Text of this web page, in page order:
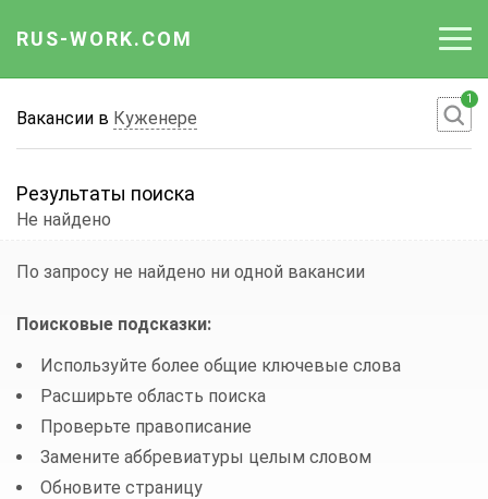
RUS-WORK.COM
Вакансии
Отрасли
Вакансии в Куженере
1
Результаты поиска
Не найдено
По запросу не найдено ни одной вакансии
Поисковые подсказки:
Используйте более общие ключевые слова
Расширьте область поиска
Проверьте правописание
Замените аббревиатуры целым словом
Обновите страницу